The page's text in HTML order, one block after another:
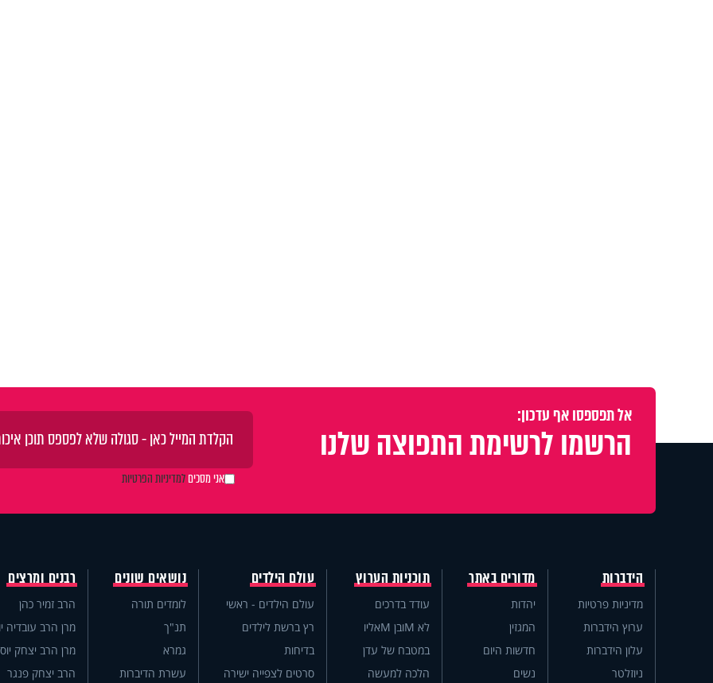
אל תפספסו אף עדכון:
הרשמו לרשימת התפוצה שלנו
אני מסכיםלמדיניות הפרטיות
הידברות
מדיניות פרטיות
ערוץ הידברות
עלון הידברות
ניוזלטר
מדורים באתר
יהדות
המגזין
חדשות היום
נשים
תוכניות הערוץ
עודד בדרכים
לא Mובן Mאליו
במטבח של עדן
הלכה למעשה
עולם הילדים
עולם הילדים - ראשי
רץ ברשת לילדים
בדיחות
סרטים לצפייה ישירה
נושאים שונים
לומדים תורה
תנ"ך
גמרא
עשרת הדיברות
רבנים ומרצים
הרב זמיר כהן
מרן הרב עובדיה
מרן הרב יצחק
הרב יצחק פנגר